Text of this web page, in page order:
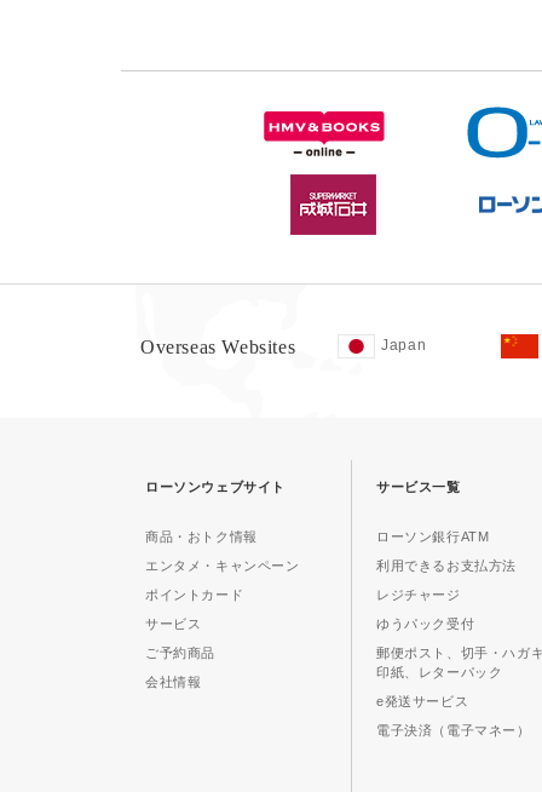
Overseas Websites Japan
ローソンウェブサイト
商品・おトク情報
エンタメ・キャンペーン
ポイントカード
サービス
ご予約商品
会社情報
サービス一覧
ローソン銀行ATM
利用できるお支払方法
レジチャージ
ゆうパック受付
郵便ポスト、切手・ハガ
印紙、レターパック
e発送サービス
電子決済（電子マネー）